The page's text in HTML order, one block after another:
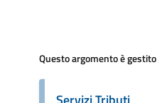
Questo argomento è